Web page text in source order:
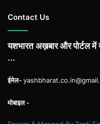
Contact Us
यशभारत अख़बार और पोर्टल में
...
ईमेल-
मोबाइल -